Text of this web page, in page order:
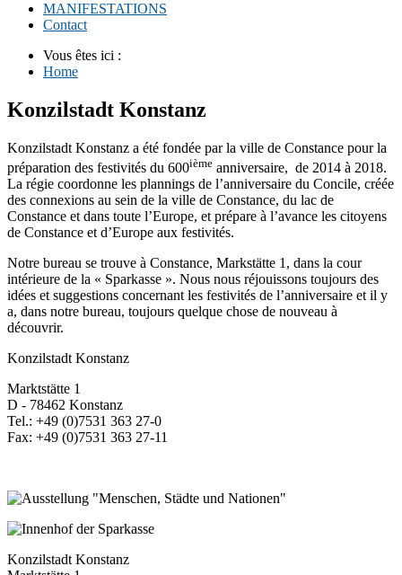
MANIFESTATIONS
Contact
Vous êtes ici :
Home
Konzilstadt Konstanz
Konzilstadt Konstanz a été fondée par la ville de Constance pour la
préparation des festivités du 600ième anniversaire, de 2014 à 2018.
La régie coordonne les plannings de l’anniversaire du Concile, créée
des connexions au sein de la ville de Constance, du lac de
Constance et dans toute l’Europe, et prépare à l’avance les citoyens
de Constance et d’Europe aux festivités.
Notre bureau se trouve à Constance, Markstätte 1, dans la cour
intérieure de la « Sparkasse ». Nous nous réjouissons toujours des
idées et suggestions concernant les festivités de l’anniversaire et il y
a, dans notre bureau, toujours quelque chose de nouveau à
découvrir.
Konzilstadt Konstanz
Marktstätte 1
D - 78462 Konstanz
Tel.: +49 (0)7531 363 27-0
Fax: +49 (0)7531 363 27-11
Konzilstadt Konstanz